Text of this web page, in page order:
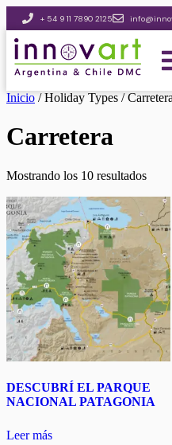
+ 54 9 11 7890 2125
Inicio / Holiday Types / Carretera
Carretera
Mostrando los 10 resultados
DESCUBRÍ EL PARQUE
NACIONAL PATAGONIA
Leer más